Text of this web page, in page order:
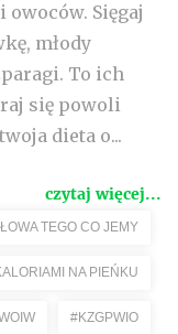
Sięgaj
młody
To ich
się powoli
dieta o...
czytaj więcej...
TEGO CO JEMY
NA PIEŃKU
#KZGPWIO